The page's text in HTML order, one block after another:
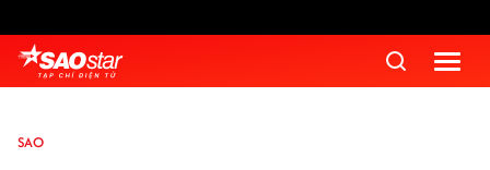
SAO